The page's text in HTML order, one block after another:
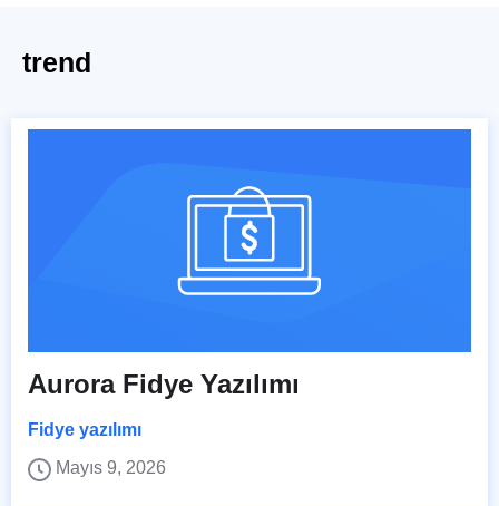
trend
Aurora Fidye Yazılımı
Fidye yazılımı
Mayıs 9, 2026